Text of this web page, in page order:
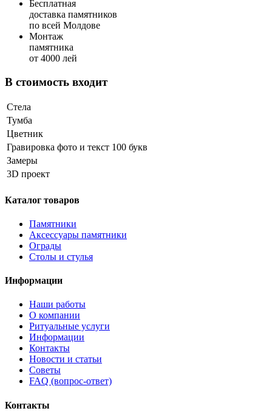
Бесплатная
доставка памятников
по всей Молдове
Монтаж
памятника
от 4000 лей
В стоимость входит
Стела
Тумба
Цветник
Гравировка фото и текст 100 букв
Замеры
3D проект
Каталог товаров
Памятники
Аксессуары памятники
Ограды
Столы и стулья
Информации
Наши работы
О компании
Ритуальные услуги
Информации
Контакты
Новости и статьи
Советы
FAQ (вопрос-ответ)
Контакты